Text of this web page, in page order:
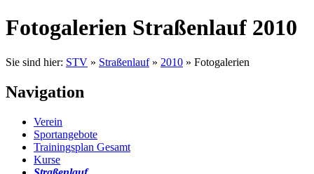
Fotogalerien Straßenlauf 2010
Sie sind hier: STV » Straßenlauf» 2010 » Fotogalerien
Navigation
Verein
Sportangebote
Trainingsplan Gesamt
Kurse